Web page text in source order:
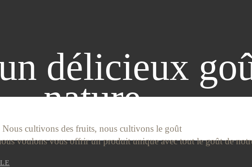
délicieux
nature
Nous cultivons des fruits, nous cultivons le goût
voulons vous offrir un produit unique avec tout le goût de